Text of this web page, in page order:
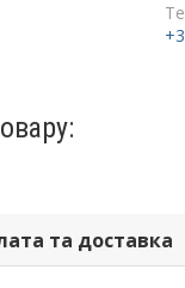
та доставка